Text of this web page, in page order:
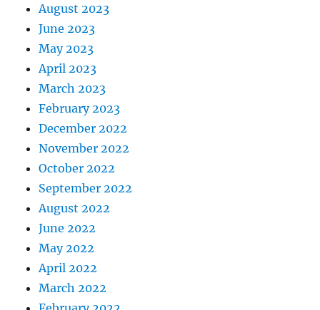
August 2023
June 2023
May 2023
April 2023
March 2023
February 2023
December 2022
November 2022
October 2022
September 2022
August 2022
June 2022
May 2022
April 2022
March 2022